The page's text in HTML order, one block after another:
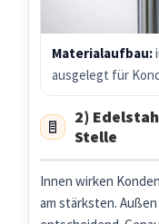
Materialaufbau:
ausgelegt für
2)
Stelle
Innen wirken
am stärksten.